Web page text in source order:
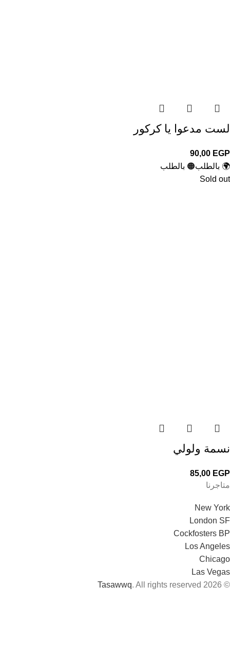
لست مدعوا يا كركور
90,00 EGP
🌍 بالطلب🟠 بالطلب
Sold out
نسمة ولولي
85,00 EGP
متاجرنا
New York
London SF
Cockfosters BP
Los Angeles
Chicago
Las Vegas
© 2026
Tasawwq. All rights reserved